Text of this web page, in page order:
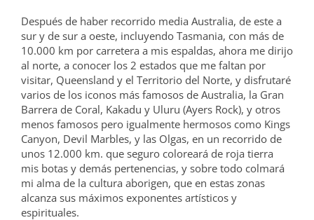
Después de haber recorrido media Australia, de este a
sur y de sur a oeste, incluyendo Tasmania, con más de
10.000 km por carretera a mis espaldas, ahora me dirijo
al norte, a conocer los 2 estados que me faltan por
visitar, Queensland y el Territorio del Norte, y disfrutaré
varios de los iconos más famosos de Australia, la Gran
Barrera de Coral, Kakadu y Uluru (Ayers Rock), y otros
menos famosos pero igualmente hermosos como Kings
Canyon, Devil Marbles, y las Olgas, en un recorrido de
unos 12.000 km. que seguro coloreará de roja tierra
mis botas y demás pertenencias, y sobre todo colmará
mi alma de la cultura aborigen, que en estas zonas
alcanza sus máximos exponentes artísticos y
espirituales.